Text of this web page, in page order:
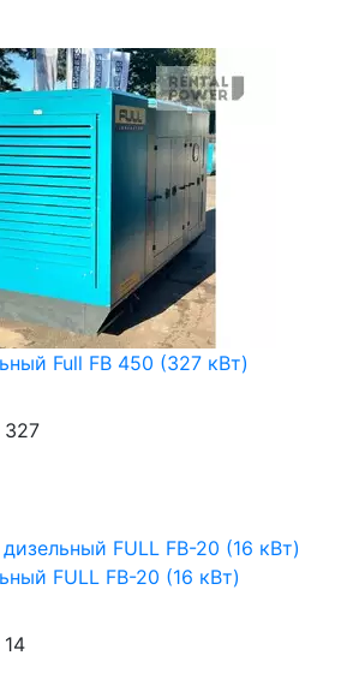
Full FB 450 (327 кВт)
327
FULL FB-20 (16 кВт)
14